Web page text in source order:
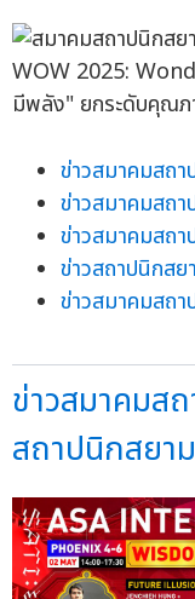
ข่าวสมาคมสถ
ข่าวสมาคมสถ
ข่าวสมาคมสถา
ข่าวสถาปนิกสย
ข่าวสมาคมสถา
ข่าวสมาคมส
สถาปนิกสยา